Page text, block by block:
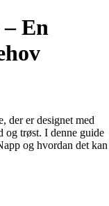
En
der er designet med
og trøst. I denne guide
og hvordan det kan